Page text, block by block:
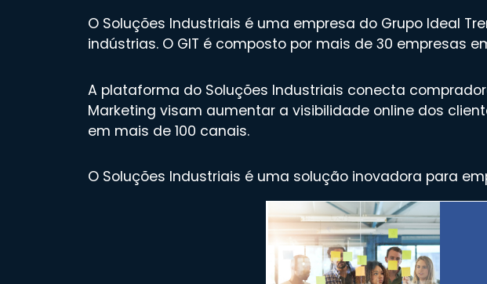
O Soluções Industriais é uma empresa do Grupo Ideal
indústrias. O GIT é composto por mais de 30 empresas
A plataforma do Soluções Industriais conecta
Marketing visam aumentar a visibilidade online dos
em mais de 100 canais.
O Soluções Industriais é uma solução inovadora para